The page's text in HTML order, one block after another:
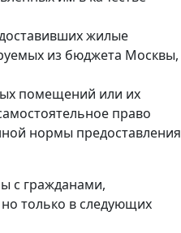
жилые
из бюджета Москвы,
помещений или их
право
нормы предоставления
с гражданами,
только в следующих